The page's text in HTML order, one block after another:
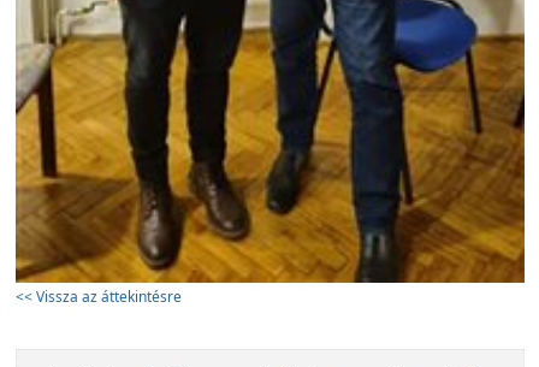
<< Vissza az áttekintésre